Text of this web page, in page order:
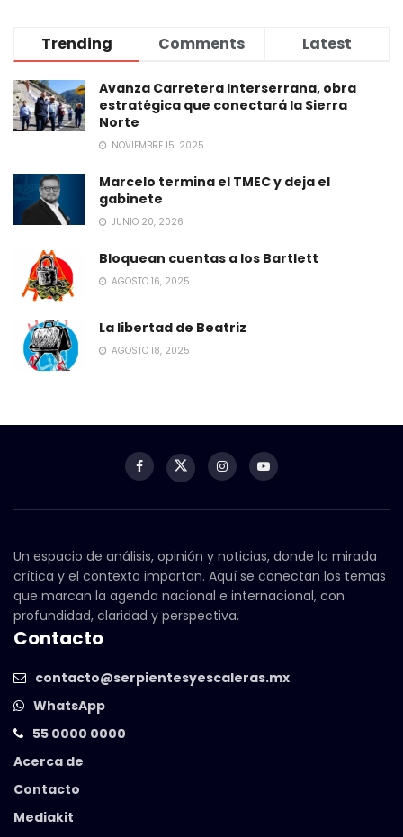
Trending Comments Latest
Avanza Carretera Interserrana, obra
estratégica que conectará la Sierra
Norte
NOVIEMBRE 15, 2025
Marcelo termina el TMEC y deja el
gabinete
JUNIO 20, 2026
Bloquean cuentas a los Bartlett
AGOSTO 16, 2025
La libertad de Beatriz
AGOSTO 18, 2025
Un espacio de análisis, opinión y noticias, donde la mirada
crítica y el contexto importan. Aquí se conectan los temas
que marcan la agenda nacional e internacional, con
profundidad, claridad y perspectiva.
Contacto
contacto@serpientesyescaleras.mx
WhatsApp
55 0000 0000
Acerca de
Contacto
Mediakit